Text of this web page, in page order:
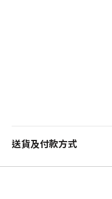
送貨及付款方式